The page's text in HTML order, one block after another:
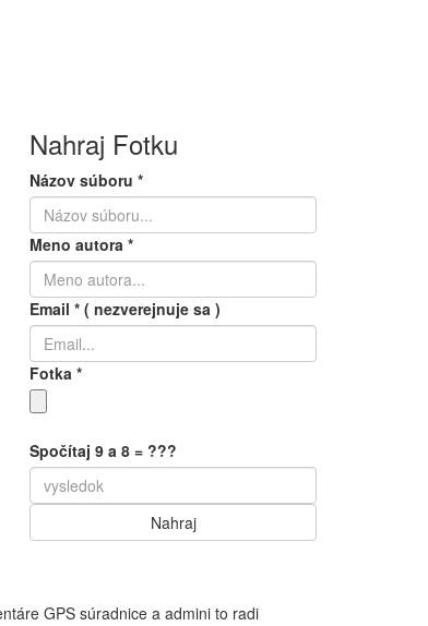
Nahraj Fotku
Názov súboru*
Meno autora*
Email* ( nezverejnuje sa )
Fotka*
Spočítaj 9 a 8 = ???
GPS súradnice a admini to radi